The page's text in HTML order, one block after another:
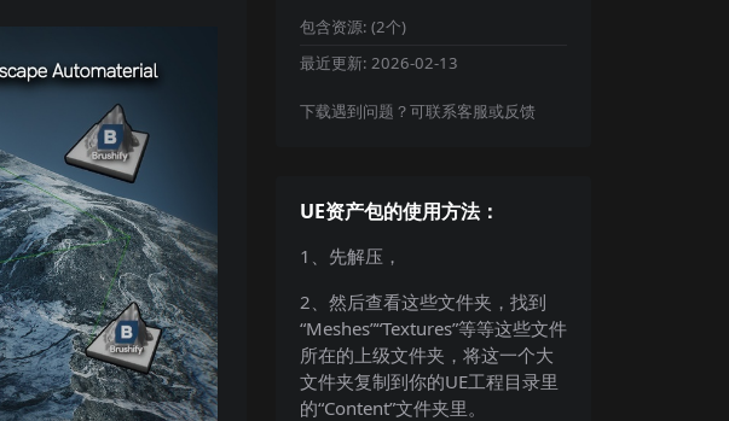
包含资源: (2个)
最近更新: 2026-02-13
下载遇到问题？可联系客服或反馈
UE资产包的使用方法：
1、先解压，
2、然后查看这些文件夹，找到
“Meshes”“Textures”等等这些文件
所在的上级文件夹，将这一个大
文件夹复制到你的UE工程目录里
的“Content”文件夹里。